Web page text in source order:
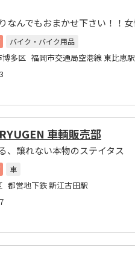
バイク・バイク用品
博多区 福岡市交通局空港線 東比恵駅
車輌販売部
、譲れない本物のステイタス
車
都営地下鉄 新江古田駅